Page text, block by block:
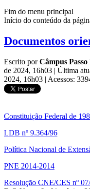
Fim do menu principal
Início do conteúdo da
Documentos
Escrito porCâmpus
de 2024, 16h03 | Última
2024, 16h03 | Acessos:
Constituição Federal de
LDB nº 9.364/96
Política Nacional de
PNE 2014-2014
Resolução CNE/CES nº